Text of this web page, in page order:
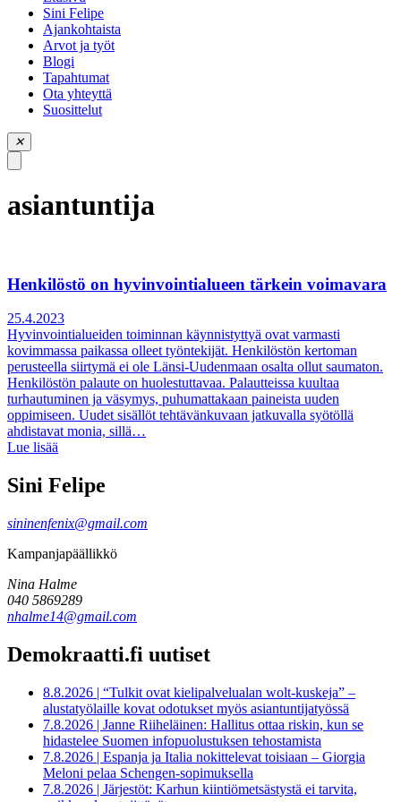
piilota
valikkoSini Felipe
Ajankohtaista
Arvot ja työt
Blogi
Tapahtumat
Ota yhteyttä
Suosittelut
✕
asiantuntija
Henkilöstö on hyvinvointialueen tärkein voimavara
25.4.2023
Hyvinvointialueiden toiminnan käynnistyttyä ovat varmasti
kovimmassa paikassa olleet työntekijät. Henkilöstön kertoman
perusteella siirtymä ei ole Länsi-Uudenmaan osalta ollut saumaton.
Henkilöstön palaute on huolestuttavaa. Palautteissa kuultaa
turhautuminen ja väsymys, puhumattakaan paineista uuden
oppimiseen. Uudet sisällöt tehtävänkuvaan jatkuvalla syötöllä
ahdistavat monia, sillä…
Lue lisää
Sini Felipe
sininenfenix@gmail.com
Kampanjapäällikkö
Nina Halme
040 5869289
nhalme14@gmail.com
Demokraatti.fi uutiset
8.8.2026 | “Tulkit ovat kielipalvelualan wolt-kuskeja” –
alustatyölaille kovat odotukset myös asiantuntijatyössä
7.8.2026 | Janne Riiheläinen: Hallitus ottaa riskin, kun se
hidastelee Suomen infopuolustuksen tehostamista
7.8.2026 | Espanja ja Italia nokittelevat toisiaan – Giorgia
Meloni pelaa Schengen-sopimuksella
7.8.2026 | Järjestöt: Karhun kiintiömetsästystä ei tarvita,